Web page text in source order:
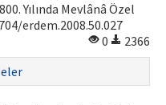
Yılında Mevlânâ Özel
erdem.2008.50.027
0
2366